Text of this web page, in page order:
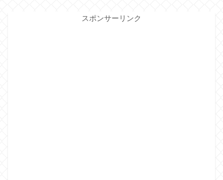
スポンサーリンク